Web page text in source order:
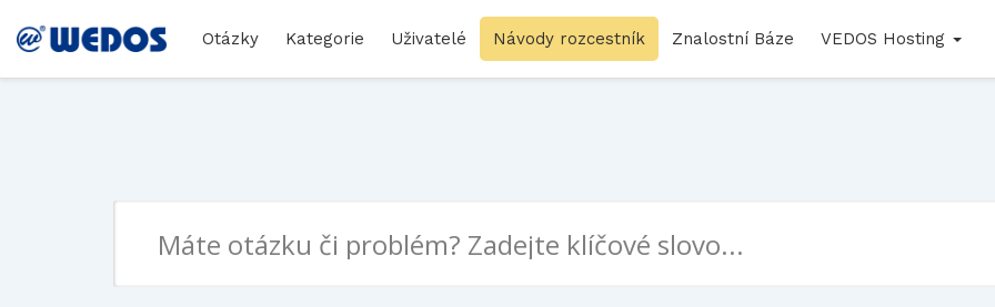
Otázky Kategorie Uživatelé Návody rozcestník Znalostní Báze VEDOS Hosting